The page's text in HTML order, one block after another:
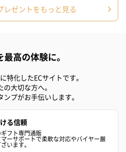
660円）
レゼントをもっと見る
高の体験に。
特化したECサイトです。
の大切な方へ。
プがお手伝いします。
る信頼
フト専門通販
ーサポートで柔軟な対応やバイヤー厳
います。